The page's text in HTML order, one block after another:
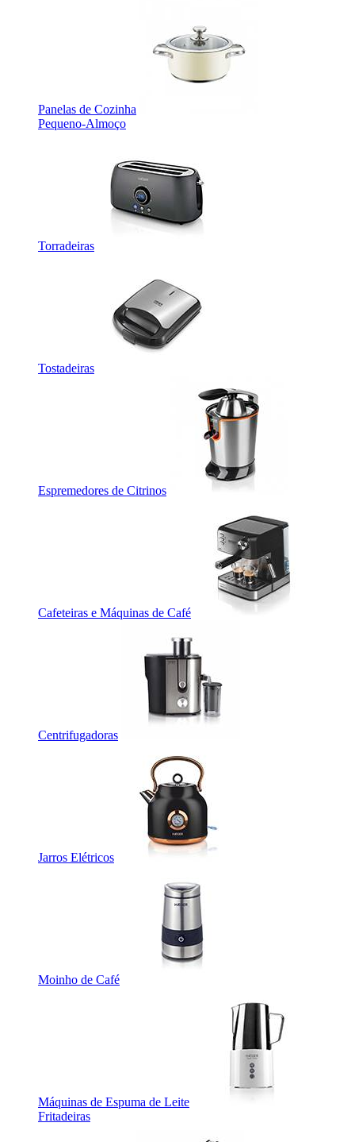
Panelas de Cozinha
Pequeno-Almoço
Torradeiras
Tostadeiras
Espremedores de Citrinos
Cafeteiras e Máquinas de Café
Centrifugadoras
Jarros Elétricos
Moinho de Café
Máquinas de Espuma de Leite
Fritadeiras